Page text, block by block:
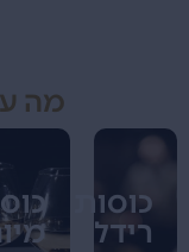
מה
כוסות
רידל